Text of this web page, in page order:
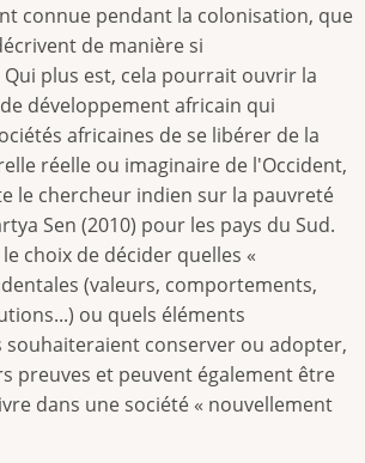
connue pendant la colonisation, que
de manière si
plus est, cela pourrait ouvrir la
développement africain qui
africaines de se libérer de la
réelle ou imaginaire de l'Occident,
le chercheur indien sur la pauvreté
Sen (2010) pour les pays du Sud.
choix de décider quelles «
(valeurs, comportements,
ou quels éléments
conserver ou adopter,
preuves et peuvent également être
dans une société « nouvellement